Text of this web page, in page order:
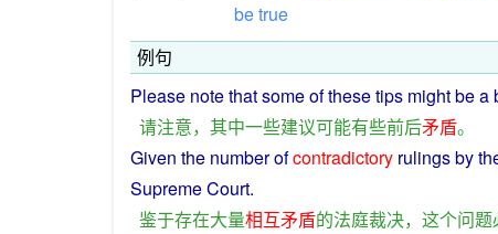
betrue
例句
Please notethatsomeof thesetips mightbe a
请注意， 其中一些建议可能有些前后矛盾。
Given the numberofcontradictory rulingsby
SupremeCourt.
鉴于存在大量相互矛盾的法庭裁决， 这个问题